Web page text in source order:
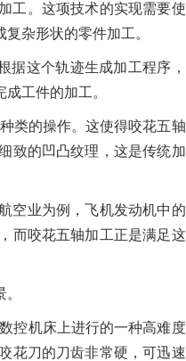
工。这项技术的实现需要使
杂形状的零件加工。
据这个轨迹生成加工程序，
工件的加工。
类的操作。这使得咬花五轴
致的凹凸纹理，这是传统加
空业为例，飞机发动机中的
而咬花五轴加工正是满足这
控机床上进行的一种高难度
花刀的刀齿非常硬，可迅速